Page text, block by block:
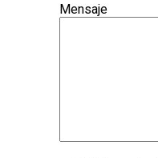
Mensaje